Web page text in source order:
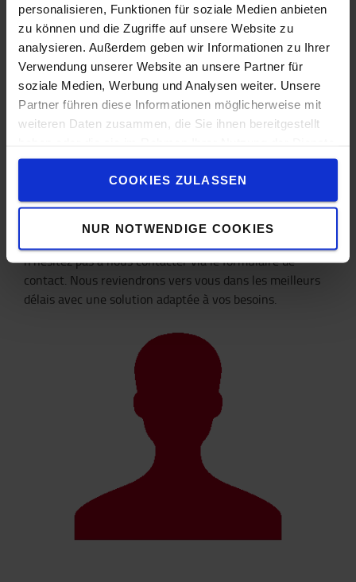
personalisieren, Funktionen für soziale Medien anbieten
zu können und die Zugriffe auf unsere Website zu
analysieren. Außerdem geben wir Informationen zu Ihrer
Verwendung unserer Website an unsere Partner für
soziale Medien, Werbung und Analysen weiter. Unsere
Partner führen diese Informationen möglicherweise mit
weiteren Daten zusammen, die Sie ihnen bereitgestellt
gesammelt haben.
COOKIES ZULASSEN
NUR NOTWENDIGE COOKIES
Votre paiement est en cours. Vous recevrez la facture
correspondant à votre achat dans les sept jours suivant
n'hésitez pas à nous contacter via le formulaire de
contact. Nous reviendrons vers vous dans les meilleurs
délais avec une solution adaptée à vos besoins.